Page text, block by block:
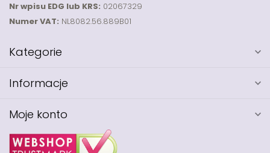
Nr wpisu EDG lub KRS: 02067329
Numer VAT: NL8082.56.889B01
Kategorie
Informacje
Moje konto